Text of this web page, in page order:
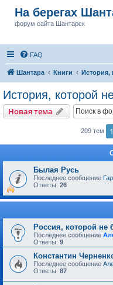
На берегах
форум сайта Шантарск
FAQ
Шантара Книги История,
История, которой
Новая тема
209 тем 1
Былая Русь
Последнее сообщение
Ответы: 26
Россия, которой не
Последнее сообщение
Ответы: 9
Константин
Последнее сообщение
Ответы: 87